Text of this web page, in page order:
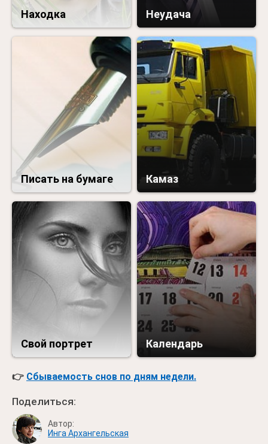
Находка Неудача
Писать на бумаге Камаз
Свой портрет Календарь
👉 Сбываемость снов по дням недели.
Поделиться:
Автор:
Инга Архангельская